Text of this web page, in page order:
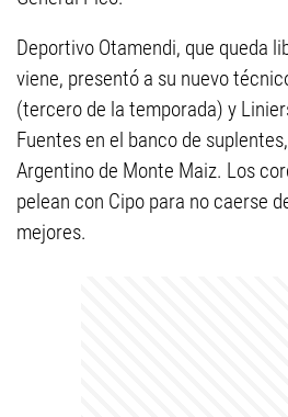
Deportivo Otamendi, que queda
viene, presentó a su nuevo
(tercero de la temporada) y
Fuentes en el banco de
Argentino de Monte Maiz. Los
pelean con Cipo para no caerse
mejores.